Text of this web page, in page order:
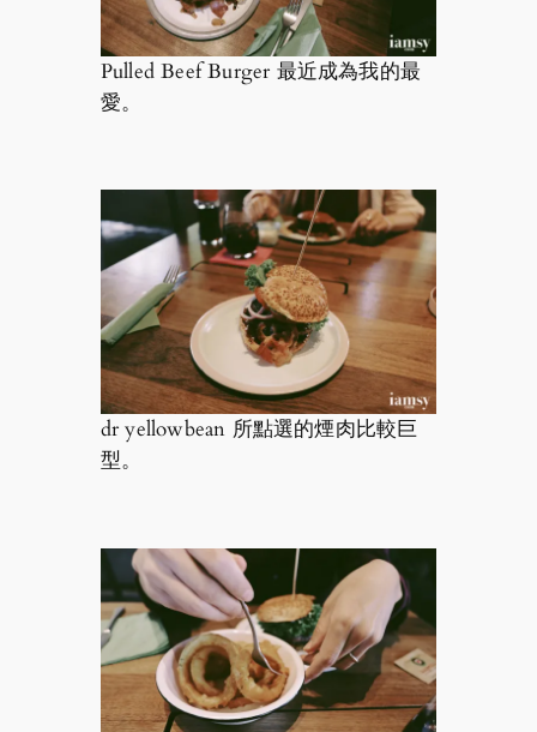
Pulled Beef Burger 最近成為我的最
愛。
dr yellowbean 所點選的煙肉比較巨
型。